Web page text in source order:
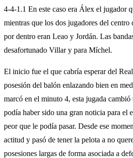
4-4-1.1 En este caso era Álex el jugador
mientras que los dos jugadores del centro
por dentro eran Leao y Jordán. Las
desafortunado Villar y para Míchel.
El inicio fue el que cabría esperar del
posesión del balón enlazando bien en
marcó en el minuto 4, esta jugada
podía haber sido una gran noticia para el
peor que le podía pasar. Desde ese
actitud y pasó de tener la pelota a no
posesiones largas de forma asociada a